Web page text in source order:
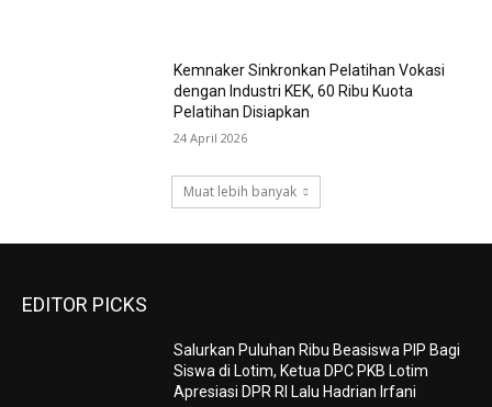
Kemnaker Sinkronkan Pelatihan Vokasi
dengan Industri KEK, 60 Ribu Kuota
Pelatihan Disiapkan
24 April 2026
Muat lebih banyak
EDITOR PICKS
Salurkan Puluhan Ribu Beasiswa PIP Bagi
Siswa di Lotim, Ketua DPC PKB Lotim
Apresiasi DPR RI Lalu Hadrian Irfani